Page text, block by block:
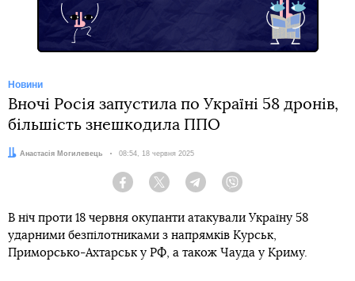
Новини
Вночі Росія запустила по Україні 58 дронів,
більшість знешкодила ППО
Автор:
Анастасія Могилевець Дата:
08:54, 18 червня 2025
Facebook Twitter Telegram
В ніч проти 18 червня окупанти атакували Україну 58
ударними безпілотниками з напрямків Курськ,
Приморсько-Ахтарськ у РФ, а також Чауда у Криму.